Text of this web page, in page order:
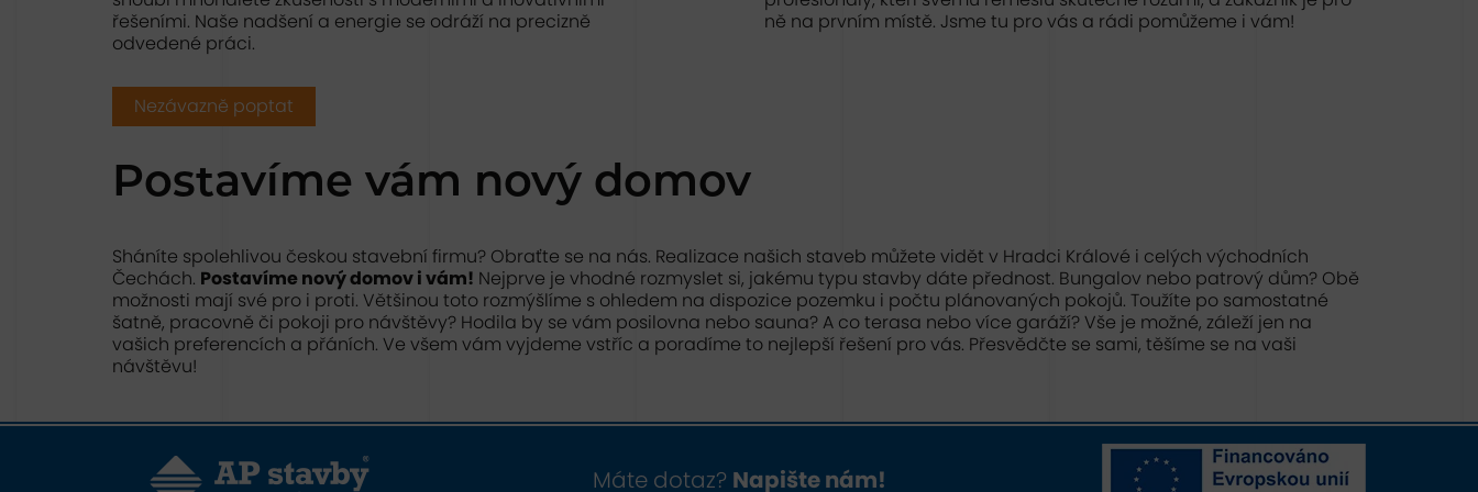
řešeními. Naše nadšení a energie se odráží na precizně
odvedené práci.
ně na prvním místě. Jsme tu pro vás a rádi pomůžeme i vám!
Nezávazně poptat
Postavíme vám nový domov
Sháníte spolehlivou českou stavební firmu? Obraťte se na nás. Realizace našich staveb můžete vidět v Hradci Králové i celých východních
Čechách. Postavíme nový domov i vám! Nejprve je vhodné rozmyslet si, jakému typu stavby dáte přednost. Bungalov nebo patrový dům? Obě
možnosti mají své pro i proti. Většinou toto rozmýšlíme s ohledem na dispozice pozemku i počtu plánovaných pokojů. Toužíte po samostatné
šatně, pracovně či pokoji pro návštěvy? Hodila by se vám posilovna nebo sauna? A co terasa nebo více garáží? Vše je možné, záleží jen na
vašich preferencích a přáních. Ve všem vám vyjdeme vstříc a poradíme to nejlepší řešení pro vás. Přesvědčte se sami, těšíme se na vaši
návštěvu!
Máte dotaz? Napište nám!